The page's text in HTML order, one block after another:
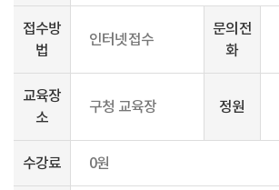
접수방
법
인터넷접수
문의전
화
교육장
소
구청 교육장 정원
수강료 0원